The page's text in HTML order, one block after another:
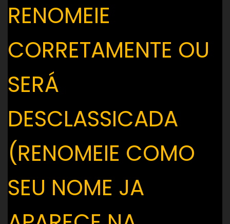
RENOMEIE
CORRETAMENTE OU
SERÁ
DESCLASSICADA
(RENOMEIE COMO
SEU NOME JA